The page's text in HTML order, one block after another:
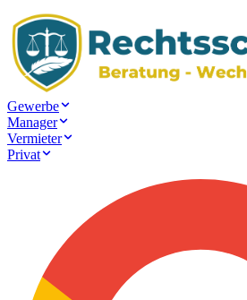
Gewerbe
Manager
Vermieter
Privat